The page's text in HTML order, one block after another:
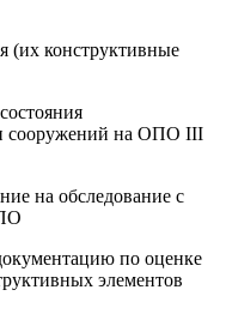
(их конструктивные
сооружений на ОПО III
на обследование с
по оценке
элементов